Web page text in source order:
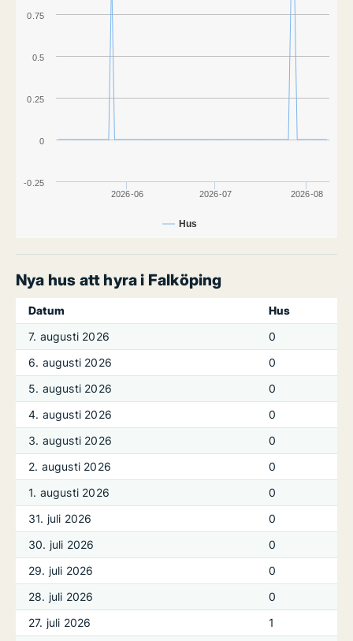
Hus
2026-06 2026-07 2026-08
0
-0.25
0.25
0.5
0.75
Nya hus att hyra i Falköping
Datum
Hus
7. augusti 2026
0
6. augusti 2026
0
5. augusti 2026
0
4. augusti 2026
0
3. augusti 2026
0
2. augusti 2026
0
1. augusti 2026
0
31. juli 2026
0
30. juli 2026
0
29. juli 2026
0
28. juli 2026
0
27. juli 2026
1